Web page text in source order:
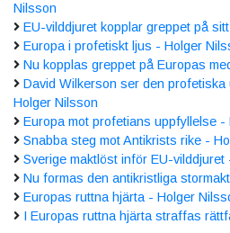
Nilsson
EU-vilddjuret kopplar greppet på
Europa i profetiskt ljus - Holger
Nu kopplas greppet på Europas
David Wilkerson ser den
Holger Nilsson
Europa mot profetians uppfyllelse -
Snabba steg mot Antikrists rike -
Sverige maktlöst inför EU-vilddjuret
Nu formas den antikristliga
Europas ruttna hjärta - Holger
I Europas ruttna hjärta straffas